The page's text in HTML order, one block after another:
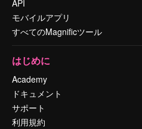
API
モバイルアプリ
すべてのMagnificツール
はじめに
Academy
ドキュメント
サポート
利用規約